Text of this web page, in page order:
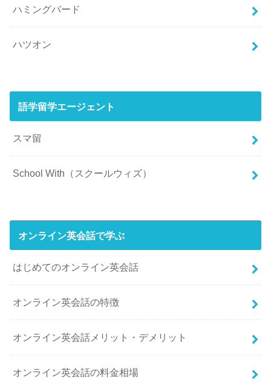
ハミングバード
ハツオン
語学留学エージェント
スマ留
School With（スクールウィズ）
オンライン英会話で学ぶ
はじめてのオンライン英会話
オンライン英会話の特徴
オンライン英会話メリット・デメリット
オンライン英会話の料金相場